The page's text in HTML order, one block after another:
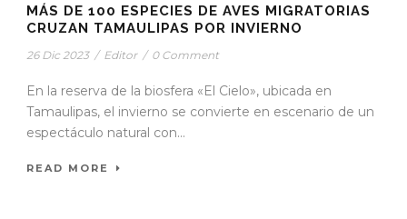
MÁS DE 100 ESPECIES DE AVES MIGRATORIAS
CRUZAN TAMAULIPAS POR INVIERNO
26 Dic 2023 / Editor / 0 Comment
En la reserva de la biosfera «El Cielo», ubicada en
Tamaulipas, el invierno se convierte en escenario de un
espectáculo natural con...
READ MORE